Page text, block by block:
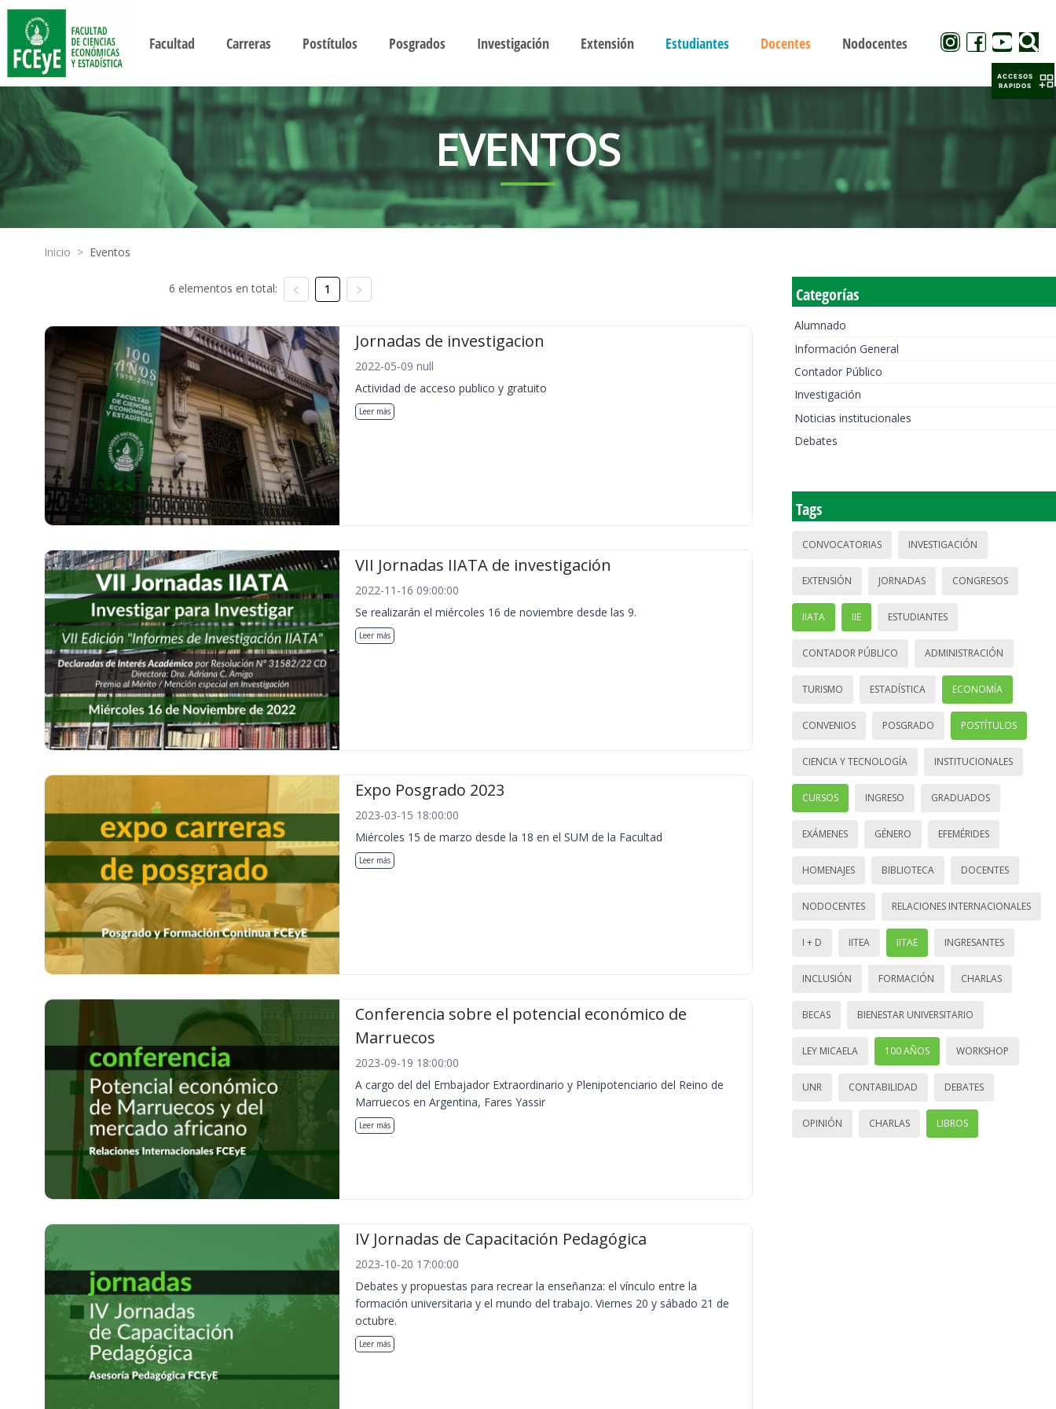
Facultad Carreras Postítulos Posgrados Investigación Extensión Estudiantes Docentes Nodocentes
EVENTOS
Inicio > Eventos
6 elementos en total: 1
Jornadas de investigacion
2022-05-09 null
Actividad de acceso publico y gratuito
Leer más
VII Jornadas IIATA de investigación
2022-11-16 09:00:00
Se realizarán el miércoles 16 de noviembre desde las 9.
Leer más
Expo Posgrado 2023
2023-03-15 18:00:00
Miércoles 15 de marzo desde la 18 en el SUM de la Facultad
Leer más
Conferencia sobre el potencial económico de
Marruecos
2023-09-19 18:00:00
A cargo del del Embajador Extraordinario y Plenipotenciario del Reino de
Marruecos en Argentina, Fares Yassir
Leer más
IV Jornadas de Capacitación Pedagógica
2023-10-20 17:00:00
Debates y propuestas para recrear la enseñanza: el vínculo entre la
formación universitaria y el mundo del trabajo. Viernes 20 y sábado 21 de
octubre.
Leer más
Categorías
Alumnado
Información General
Contador Público
Investigación
Noticias institucionales
Debates
Tags
CONVOCATORIAS INVESTIGACIÓN
EXTENSIÓN JORNADAS CONGRESOS
IIATA IIE ESTUDIANTES
CONTADOR PÚBLICO ADMINISTRACIÓN
TURISMO ESTADÍSTICA ECONOMÍA
CONVENIOS POSGRADO POSTÍTULOS
CIENCIA Y TECNOLOGÍA INSTITUCIONALES
CURSOS INGRESO GRADUADOS
EXÁMENES GÉNERO EFEMÉRIDES
HOMENAJES BIBLIOTECA DOCENTES
NODOCENTES RELACIONES INTERNACIONALES
I + D IITEA IITAE INGRESANTES
INCLUSIÓN FORMACIÓN CHARLAS
BECAS BIENESTAR UNIVERSITARIO
LEY MICAELA 100 AÑOS WORKSHOP
UNR CONTABILIDAD DEBATES
OPINIÓN CHARLAS LIBROS
ACCESOS
RAPIDOS